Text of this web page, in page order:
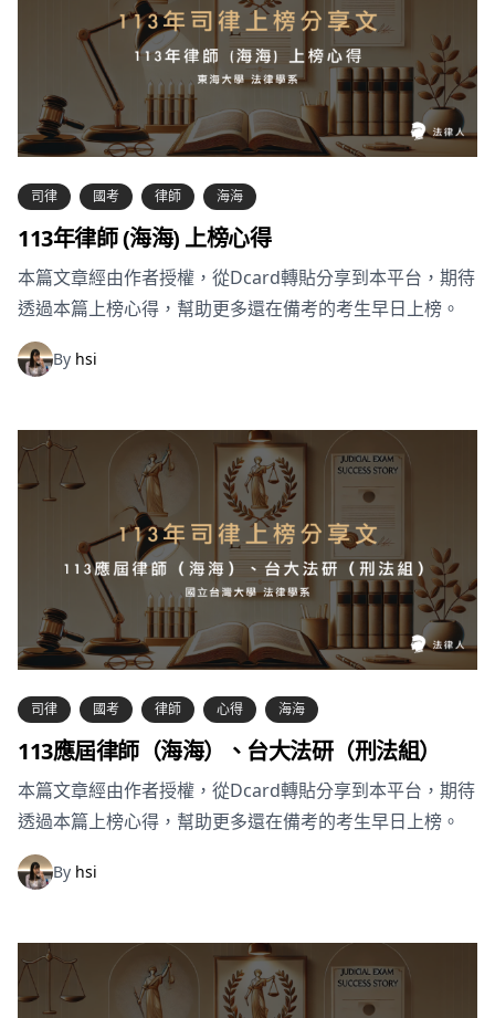
司律 國考 律師 海海
113年律師 (海海) 上榜心得
本篇文章經由作者授權，從Dcard轉貼分享到本平台，期待
透過本篇上榜心得，幫助更多還在備考的考生早日上榜。
By hsi
司律 國考 律師 心得 海海
113應屆律師（海海）、台大法研（刑法組）
本篇文章經由作者授權，從Dcard轉貼分享到本平台，期待
透過本篇上榜心得，幫助更多還在備考的考生早日上榜。
By hsi